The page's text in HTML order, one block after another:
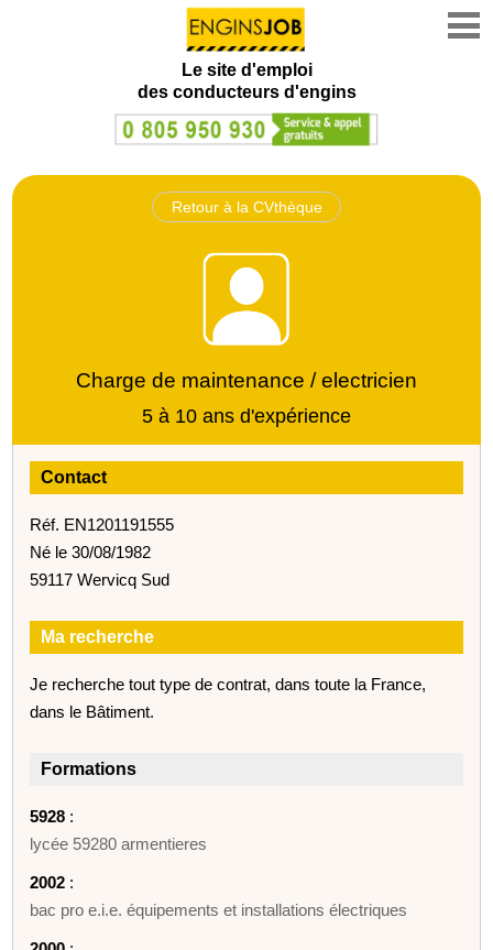
Le site d'emploi
des conducteurs d'engins
Retour à la CVthèque
Charge de maintenance / electricien
5 à 10 ans d'expérience
Contact
Réf. EN1201191555
Né le 30/08/1982
59117 Wervicq Sud
Ma recherche
Je recherche tout type de contrat, dans toute la France,
dans le Bâtiment.
Formations
5928 :
lycée 59280 armentieres
2002 :
bac pro e.i.e. équipements et installations électriques